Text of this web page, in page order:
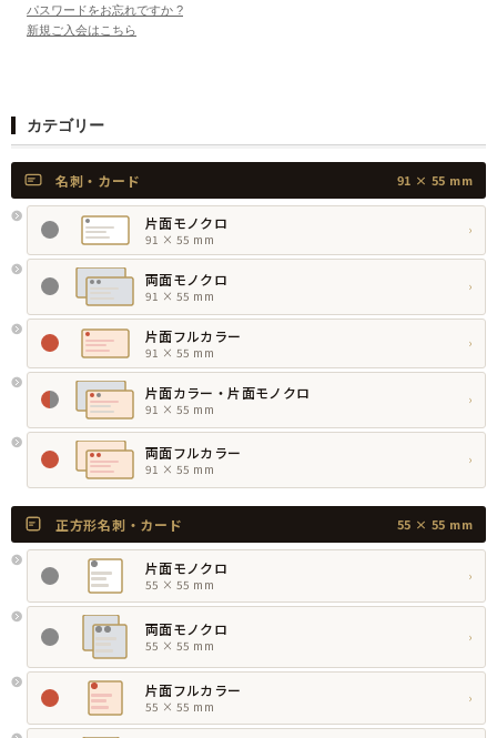
パスワードをお忘れですか ?
新規ご入会はこちら
カテゴリー
名刺・カード 91 × 55 mm
片面モノクロ
91 × 55 mm
›
両面モノクロ
91 × 55 mm
›
片面フルカラー
91 × 55 mm
›
片面カラー・片面モノクロ
91 × 55 mm
›
両面フルカラー
91 × 55 mm
›
正方形名刺・カード 55 × 55 mm
片面モノクロ
55 × 55 mm
›
両面モノクロ
55 × 55 mm
›
片面フルカラー
55 × 55 mm
›